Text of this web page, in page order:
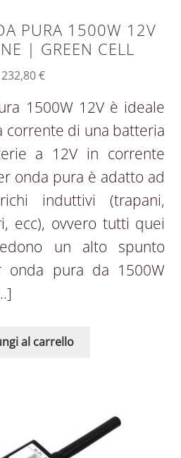
PURA 1500W 12V
| GREEN CELL
232,80€
1500W 12V è ideale
corrente di una batteria
a 12V in corrente
onda pura è adatto ad
induttivi (trapani,
ecc), ovvero tutti quei
un alto spunto
onda pura da 1500W
al carrello